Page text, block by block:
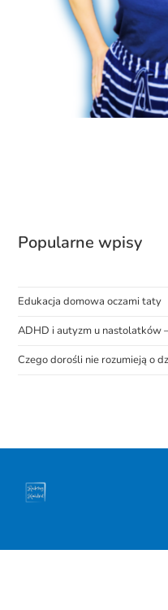
Popularne wpisy
Edukacja domowa oczami taty
ADHD i autyzm u nastolatków
Czego dorośli nie rozumieją o